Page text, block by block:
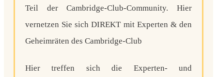
Teil derCambridge-Club-Community. Hier
vernetzen Sie sich DIREKT mit Experten & den
Geheimräten des Cambridge-Club
Hier treffen sich die Experten- und